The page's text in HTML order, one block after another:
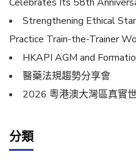
Strengthening Ethical
Practice Train-the-Trainer
HKAPI AGM and
醫藥法規趨勢分享會
2026 粵港澳大灣區真實
分類